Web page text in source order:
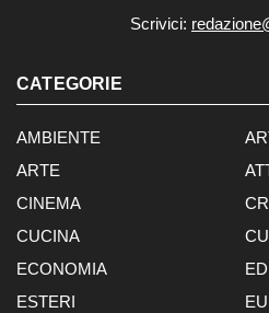
Scrivici:
CATEGORIE
AMBIENTE
ARTE
CINEMA
CUCINA
ECONOMIA
ESTERI